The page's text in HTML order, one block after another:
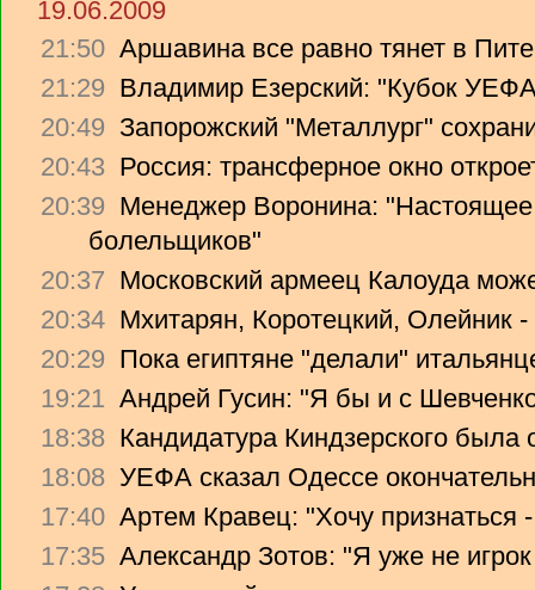
19.06.2009
21:50 Аршавина все равно тянет в
21:29 Владимир Езерский: "Кубок
20:49 Запорожский "Металлург"
20:43 Россия: трансферное окно
20:39 Менеджер Воронина: "Настоящее
болельщиков"
20:37 Московский армеец Калоуда
20:34 Мхитарян, Коротецкий, Олейник -
20:29 Пока египтяне "делали"
19:21 Андрей Гусин: "Я бы и с
18:38 Кандидатура Киндзерского была
18:08 УЕФА сказал Одессе
17:40 Артем Кравец: "Хочу признаться
17:35 Александр Зотов: "Я уже не